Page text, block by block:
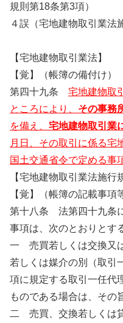
規則第18条第3項）
４誤（宅地建物取引業法
【宅地建物取引業法】
【覚】（帳簿の備付け）
第四十九条 宅地建物取
ところにより、 その事務
を備え、 宅地建物取引業
月日、その取引に係る宅
国土交通省令で定める事
【宅地建物取引業法施行
【覚】（帳簿の記載事項
第十八条 法第四十九条
事項は、次のとおりとす
一 売買若しくは交換又
若しくは媒介の別（取引
項に規定する取引一任代
ものである場合は、その
二 売買、交換若しくは